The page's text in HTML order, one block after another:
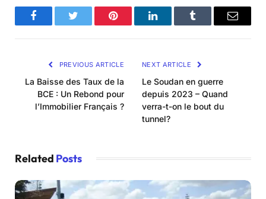
FacebookTwitter Pinterest LinkedInTumblr Email
PREVIOUS ARTICLE
La Baisse des Taux de la
BCE : Un Rebond pour
l’Immobilier Français ?
NEXT ARTICLE
Le Soudan en guerre
depuis 2023 – Quand
verra-t-on le bout du
tunnel?
Related Posts